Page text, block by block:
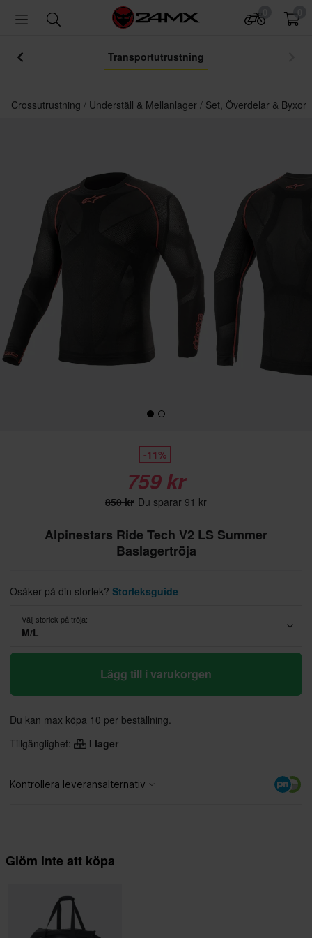
Transportutrustning
Crossutrustning Underställ & Mellanlager Set, Överdelar & Byxor
-11%
759 kr
850 kr Du sparar 91 kr
Alpinestars Ride Tech V2 LS Summer
Baslagertröja
Osäker på din storlek? Storleksguide
Välj storlek på tröja:
M/L
Lägg till i varukorgen
Du kan max köpa 10 per beställning.
Tillgänglighet:
I lager
Glöm inte att köpa